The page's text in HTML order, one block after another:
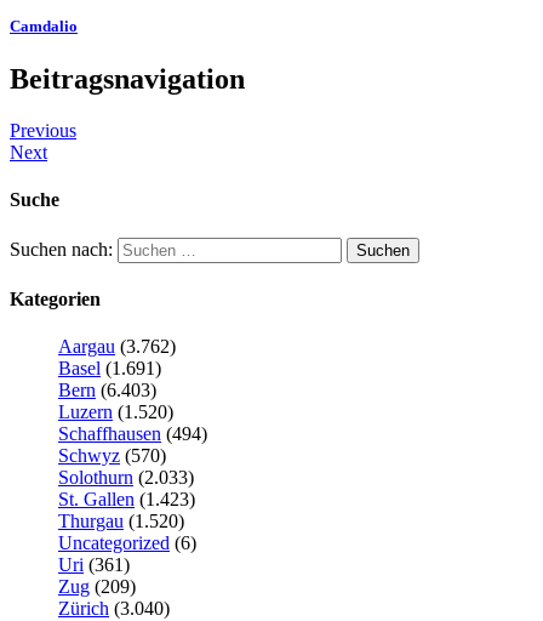
Camdalio
Beitragsnavigation
Previous
Next
Suche
Suchen nach:
Kategorien
Aargau (3.762)
Basel (1.691)
Bern (6.403)
Luzern (1.520)
Schaffhausen (494)
Schwyz (570)
Solothurn (2.033)
St. Gallen (1.423)
Thurgau (1.520)
Uncategorized (6)
Uri (361)
Zug (209)
Zürich (3.040)